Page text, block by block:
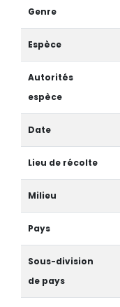
Genre
Espèce
Autorités
espèce
Date
Lieu de récolte
Milieu
Pays
Sous-division
de pays